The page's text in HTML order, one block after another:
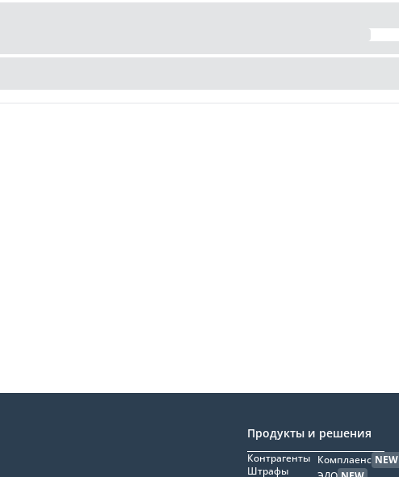
Продукты и решения
Контрагенты
Штрафы
Комплаенс NEW